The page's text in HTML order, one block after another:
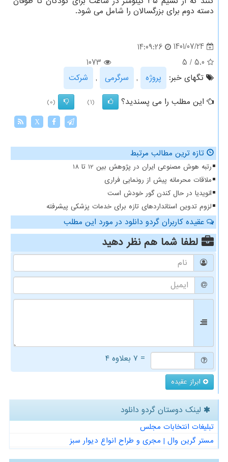
دسته دوم برای بزرگسالان را شامل می شود.
1401/07/24
14:09:26
5.0
/
5
1073
تگهای خبر:
پروژه , سرگرمی ,
شركت
این مطلب را می پسندید؟
(1)
(0)
X
تازه ترین مطالب مرتبط
رتبه هوش مصنوعی ایران در پژوهش بین 12 تا 18
ملاقات محرمانه پیش از رونمایی فراری
انویدیا در حال کندن گور خودش است
لزوم تدوین استانداردهای تازه برای خدمات پزشکی پیشرفته
عقیده کاربران گردو دانلود در مورد این مطلب
لطفا شما همنظر دهید
= ۷ بعلاوه ۴
ابراز عقیده
لینک دوستان گردو دانلود
تبلیغات انتخابات مجلس
مستر گرین وال | مجری و طراح انواع دیوار سبز